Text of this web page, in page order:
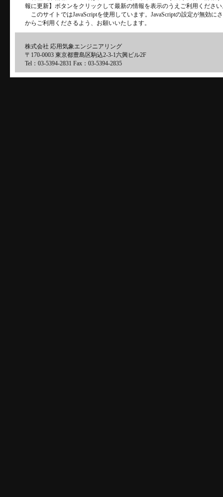
報に更新】ボタンをクリックして最新の情報を表示のうえご利用くださ
このサイトではJavaScriptを使用しています。JavaScriptの設定が無効
からご利用くださるよう、お願いいたします。
株式会社 応用気象エンジニアリング
〒170-0003 東京都豊島区駒込2-3-1六興ビル2F
Tel：03-5394-2831 Fax：03-5394-2835